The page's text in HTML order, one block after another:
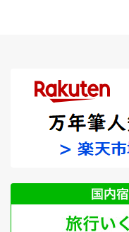
カヴェコ［Kaweco］
クリスエール［
パイロット［PILOT］
ペリカン［Pelikan］